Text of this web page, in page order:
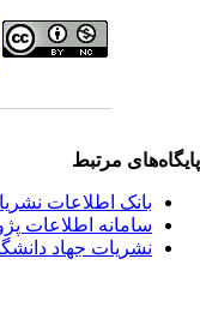
مرتبط
بانک اطلاعات
سامانه اطلاعات
نشریات جهاد